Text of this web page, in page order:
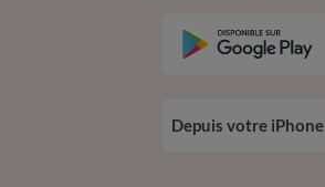
Depuis votre iPhone